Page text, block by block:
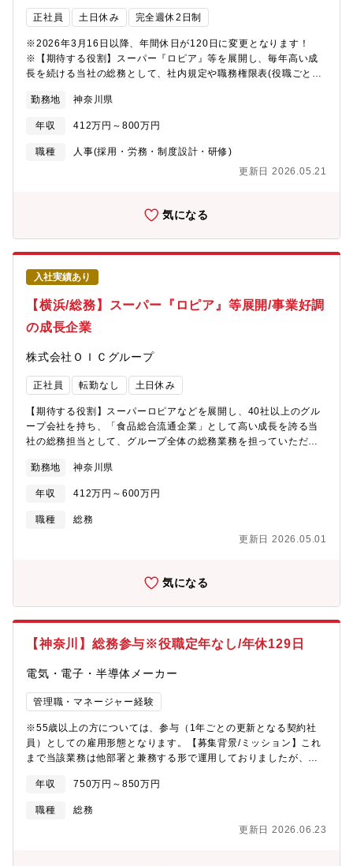
が安定しました。一方で、ベンチャーマインドもあり、両方を持
ち合わせた魅力的な環境です。
正社員 土日休み 完全週休2日制
※2026年3月16日以降、年間休日が120日に変更となります！
※【期待する役割】スーパー『ロピア』等を展開し、毎年高い成
長を続ける当社の総務として、社内規定や職務権限表(役職ごとの
化に取組んでいきます。【職務内容】役員や本部長とも協働しな
がら、就業規則や社内体制、業務フローの構築などを行っていた
だきます。 またその他、社内の備品管理や施設管理などはパート
社員が対応中のため、指揮を執って各業務が円滑に進むよう取り
導且つ店舗の店長が指揮をとるのが一般的であるのに対し、ロピ
掛けるなど「100％売場主導」です。各々が大きな裁量を持ち、お
客様に最適なお買い物環境を提供しています。「2031年までにグ
ループ売上2兆円」という目標を掲げ、年々売上高を更新中。【募
集背景】会社の急成長に伴い、バックオフィスを強化します。
勤務地 神奈川県
年収 412万円～800万円
職種
人事(採用・労務・制度設計・研修)
更新日 2026.05.21
気になる
入社実績あり
【横浜/総務】スーパー『ロピア』等展開/事業好調
の成長企業
株式会社ＯＩＣグループ
正社員 転勤なし 土日休み
【期待する役割】スーパーロピアなどを展開し、40社以上のグル
ープ会社を持ち、「食品総合流通企業」として高い成長を誇る当
社の総務担当として、グループ全体の総務業務を担っていただき
のテーマパーク」の実現を目指して、生産・製造・貿易・卸・小
売・外食まで幅広い事業=「食品総合流通業」を展開しています。
【職務内容】※ご経験に合わせて以下業務を徐々にお任せいたし
ます。■会社の資産管理■寮/社宅の手配・管理■社用車の管理■社内
庶務全般■各種運用方法の見直しや新規構築【採用背景】成長中の
ります。売上/組織拡大に伴い、旧来の運用方法では非効率な部分
も多い為、各種制度の見直しや新規構築を行って頂く為の増員募
集となります。【社風】・協調性のあるメンバーも多く、助け合
いながら業務を行っております。・分からないことなどは直ぐに
聞きやすい環境のため、キャッチアップのしやすい環境です。・
手を挙げることでチャレンジしやすい環境のため、若手から裁量
を持って働くことも可能です。【当社について】ロピアを中心
に、人々が食を通じ楽しい体験をする「食のテーマパーク」の実
現を目指して、生産・製造・貿易・卸・小売・外食まで幅広い事
業=「食品総合流通業」を展開しています。グループの中核となる
ロピアを筆頭に、今後は小売にこだわらず事業領域を拡大し、日
本を皮切りにアジア全土での展開を進めていく方針です。【当社
の今後】年々売上更新、店舗拡大している同社ですが、2026年に
す。さらに、生鮮部門で対前年比総売上高伸び率が全国トップレ
という大きな目標を掲げております。飲食事業や商社をはじめと
勤務地 神奈川県
年収 412万円～600万円
職種
総務
更新日 2026.05.01
気になる
【神奈川】総務参与※役職定年なし/年休129日
電気・電子・半導体メーカー
管理職・マネージャー経験
※55歳以上の方については、参与（1年ごとの更新となる契約社
員）としての雇用形態となります。【募集背景/ミッション】これ
まで当該業務は他部署と兼務する形で運用しておりましたが、ガ
月の株主総会後を目途に、ご入社いただく方に中核メンバーとし
てご活躍いただきたいと考えております。【職務内容】上場メー
カー企業（スタンダード）にて総務関連業務全般のマネジメント
をお任せします。■株主総会準備/運営■会議体の準備/運営■会社行
年収 750万円～850万円
職種
総務
更新日 2026.06.23